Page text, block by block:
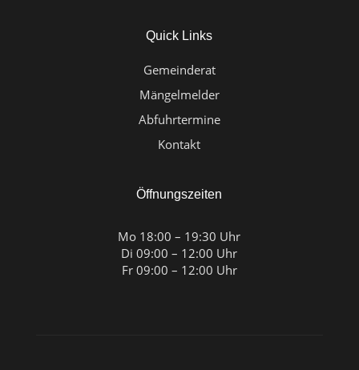
Quick Links
Gemeinderat
Mängelmelder
Abfuhrtermine
Kontakt
Öffnungszeiten
Mo 18:00 – 19:30 Uhr
Di 09:00 – 12:00 Uhr
Fr 09:00 – 12:00 Uhr